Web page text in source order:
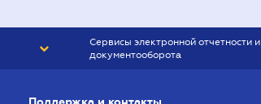
Сервисы электронной отчетности и
документооборота